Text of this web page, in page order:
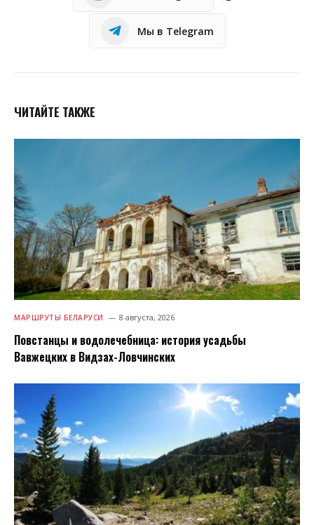
Мы в Telegram
ЧИТАЙТЕ ТАКЖЕ
МАРШРУТЫ БЕЛАРУСИ 8 августа, 2026
Повстанцы и водолечебница: история усадьбы
Вавжецких в Видзах-Ловчинских